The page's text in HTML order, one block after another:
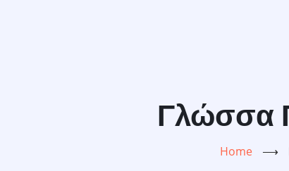
Γλώσσα
Home ⟶